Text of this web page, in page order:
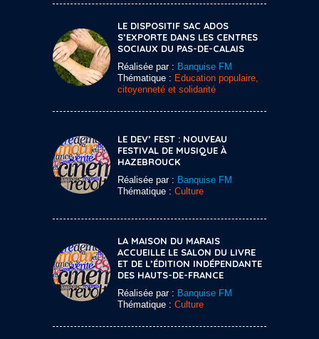
LE DISPOSITIF SAC ADOS
S’EXPORTE DANS LES CENTRES
SOCIAUX DU PAS-DE-CALAIS
Réalisée par : Banquise FM
Thématique : Education populaire,
citoyenneté et solidarité
LE DEV’ FEST : NOUVEAU
FESTIVAL DE MUSIQUE À
HAZEBROUCK
Réalisée par : Banquise FM
Thématique : Culture
LA MAISON DU MARAIS
ACCUEILLE LE SALON DU LIVRE
ET DE L’ÉDITION INDÉPENDANTE
DES HAUTS-DE-FRANCE
Réalisée par : Banquise FM
Thématique : Culture